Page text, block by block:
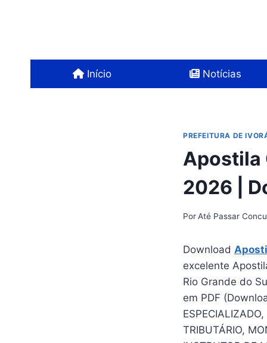
Início Notícias
PREFEITURA DE
Apostila
2026 |
PorAté Passar
Download
excelente
Rio Grande do
em PDF
TRIBUTÁRIO,